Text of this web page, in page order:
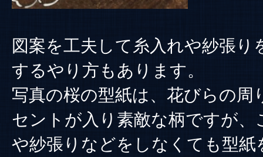
図案を工夫して糸入れや紗張り
するやり方もあります。
写真の桜の型紙は、花びらの周
セントが入り素敵な柄ですが、
や紗張りなどをしなくても型紙